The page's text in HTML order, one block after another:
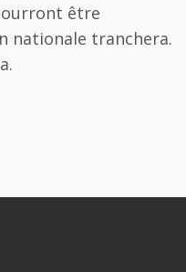
être
nationale tranchera.